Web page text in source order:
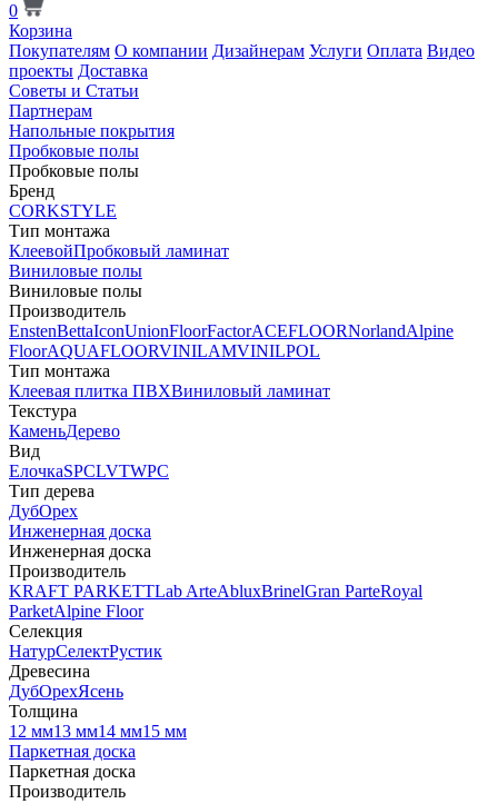
0
Корзина
Покупателям О компании Дизайнерам Услуги Оплата Видео
проекты Доставка
Советы и Статьи
Партнерам
Напольные покрытия
Пробковые полы
Пробковые полы
Бренд
CORKSTYLE
Тип монтажа
КлеевойПробковый ламинат
Виниловые полы
Виниловые полы
Производитель
EnstenBettaIconUnionFloorFactorACEFLOORNorlandAlpine
FloorAQUAFLOORVINILAMVINILPOL
Тип монтажа
Клеевая плитка ПВХВиниловый ламинат
Текстура
КаменьДерево
Вид
ЕлочкаSPCLVTWPC
Тип дерева
ДубОрех
Инженерная доска
Инженерная доска
Производитель
KRAFT PARKETTLab ArteAbluxBrinelGran ParteRoyal
ParketAlpine Floor
Селекция
НатурСелектРустик
Древесина
ДубОрехЯсень
Толщина
12 мм13 мм14 мм15 мм
Паркетная доска
Паркетная доска
Производитель